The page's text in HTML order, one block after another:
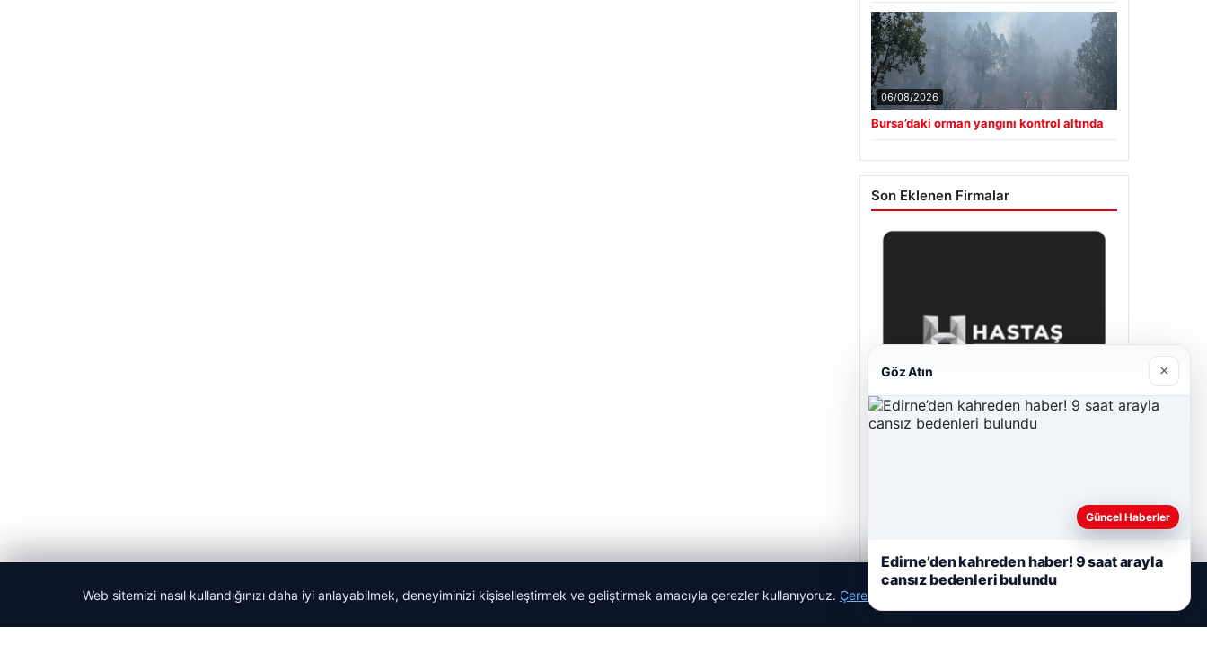
06/08/2026
Bursa’daki orman yangını kontrol altında
Son Eklenen Firmalar
Web sitemizi nasıl kullandığınızı daha iyi anlayabilmek, deneyiminizi kişiselleştirmek ve geliştirmek amacıyla çerezler kullanıyoruz. Çerez Politikamız
Göz Atın ×
Güncel Haberler
Edirne’den kahreden haber! 9 saat arayla
cansız bedenleri bulundu